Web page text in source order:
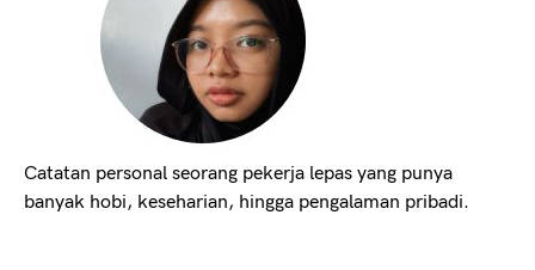
Catatan personal seorang pekerja lepas yang punya
banyak hobi, keseharian, hingga pengalaman pribadi.